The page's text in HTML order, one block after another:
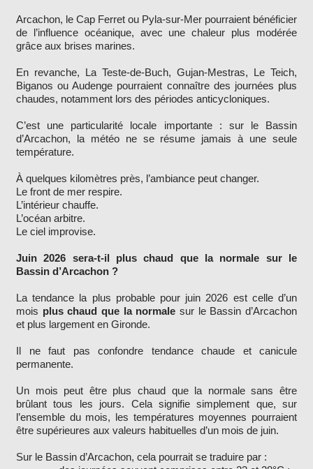
Arcachon, le Cap Ferret ou Pyla-sur-Mer pourraient bénéficier
de l’influence océanique, avec une chaleur plus modérée
grâce aux brises marines.
En revanche, La Teste-de-Buch, Gujan-Mestras, Le Teich,
Biganos ou Audenge pourraient connaître des journées plus
chaudes, notamment lors des périodes anticycloniques.
C’est une particularité locale importante : sur le Bassin
d’Arcachon, la météo ne se résume jamais à une seule
température.
À quelques kilomètres près, l’ambiance peut changer.
Le front de mer respire.
L’intérieur chauffe.
L’océan arbitre.
Le ciel improvise.
Juin 2026 sera-t-il plus chaud que la normale sur le
Bassin d’Arcachon ?
La tendance la plus probable pour juin 2026 est celle d’un
mois plus chaud que la normale sur le Bassin d’Arcachon
et plus largement en Gironde.
Il ne faut pas confondre tendance chaude et canicule
permanente.
Un mois peut être plus chaud que la normale sans être
brûlant tous les jours. Cela signifie simplement que, sur
l’ensemble du mois, les températures moyennes pourraient
être supérieures aux valeurs habituelles d’un mois de juin.
Sur le Bassin d’Arcachon, cela pourrait se traduire par :